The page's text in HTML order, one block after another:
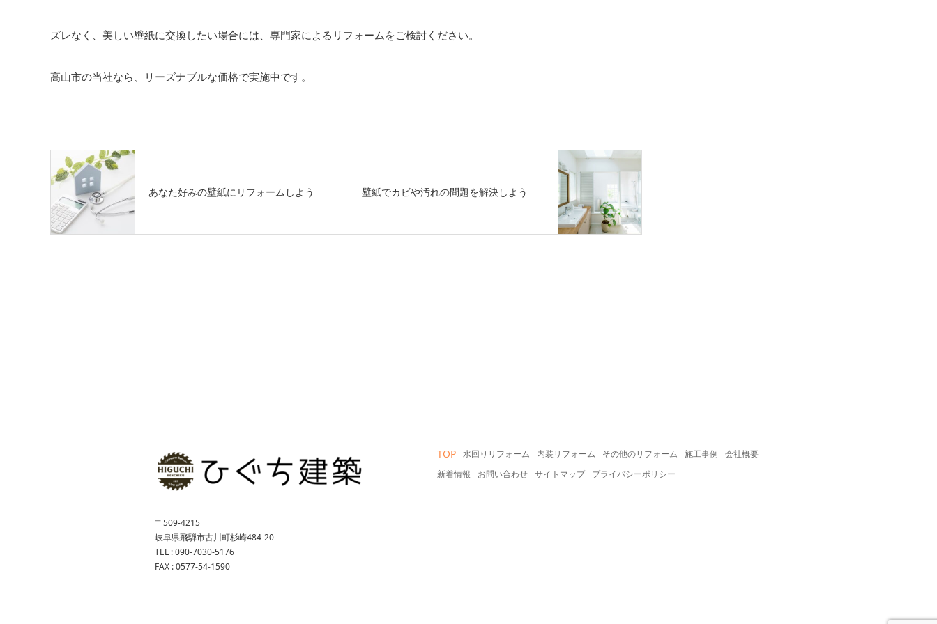
ズレなく、美しい壁紙に交換したい場合には、専門家によるリフォームをご検討ください。
高山市の当社なら、リーズナブルな価格で実施中です。
あなた好みの壁紙にリフォームしよう 壁紙でカビや汚れの問題を解決しよう
TOP 水回りリフォーム 内装リフォーム その他のリフォーム 施工事例
会社概要
新着情報
お問い合わせ サイトマップ プライバシーポリシー
〒509-4215
岐阜県飛騨市古川町杉崎484-20
TEL : 090-7030-5176
FAX : 0577-54-1590